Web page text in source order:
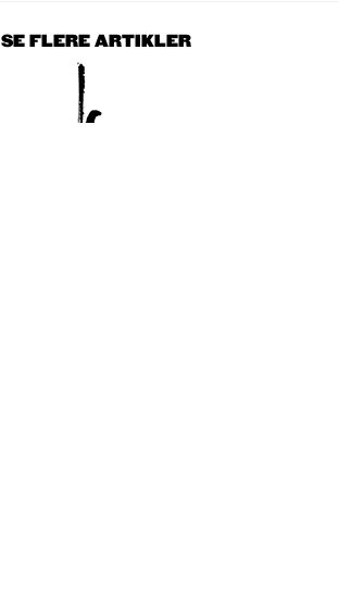
SE FLERE ARTIKLER